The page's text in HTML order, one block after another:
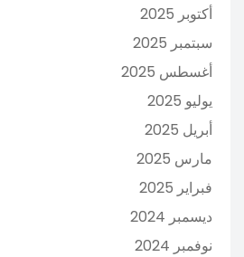
أكتوبر 2025
سبتمبر 2025
أغسطس 2025
يوليو 2025
أبريل 2025
مارس 2025
فبراير 2025
ديسمبر 2024
نوفمبر 2024